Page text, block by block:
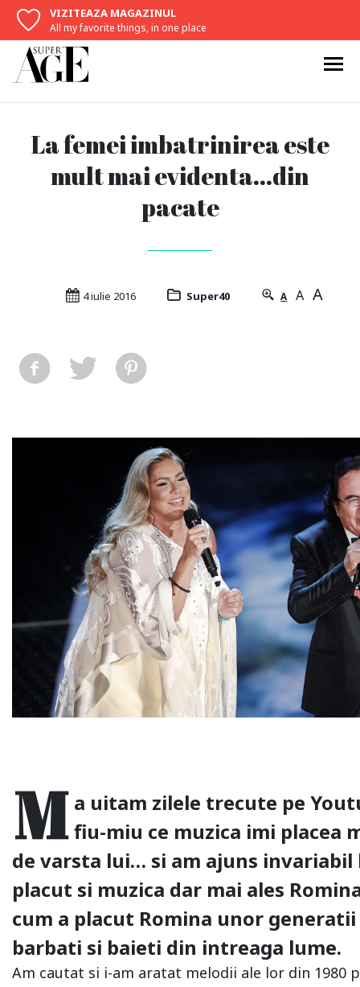
VIZITEAZA MAGAZINUL
All my favorite things, in one place
La femei imbatrinirea este
mult mai evidenta…din
pacate
4 iulie 2016 Super40 A A A
M a uitam zilele trecute pe
fiu-miu ce muzica imi placea
de varsta lui… si am ajuns invariabil
placut si muzica dar mai ales
cum a placut Romina unor
barbati si baieti din intreaga lume.
Am cautat si i-am aratat melodii ale lor din 1980